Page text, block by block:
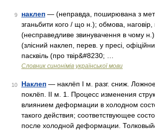
9 наклеп — (неправда, поширювана з
зганьбити кого / що н.); обмова,
(несправедливе звинувачення в чому н.);
(злісний наклеп, перев. у пресі,
пасквіль (про твір&#8230; …
Словник синонімів української мови
10 Наклеп — наклёп I м. разг. сниж.
поклёп. II м. 1. Процесс изменения
влиянием деформации в холодном
такого действия; соответствующее
после холодной деформации.